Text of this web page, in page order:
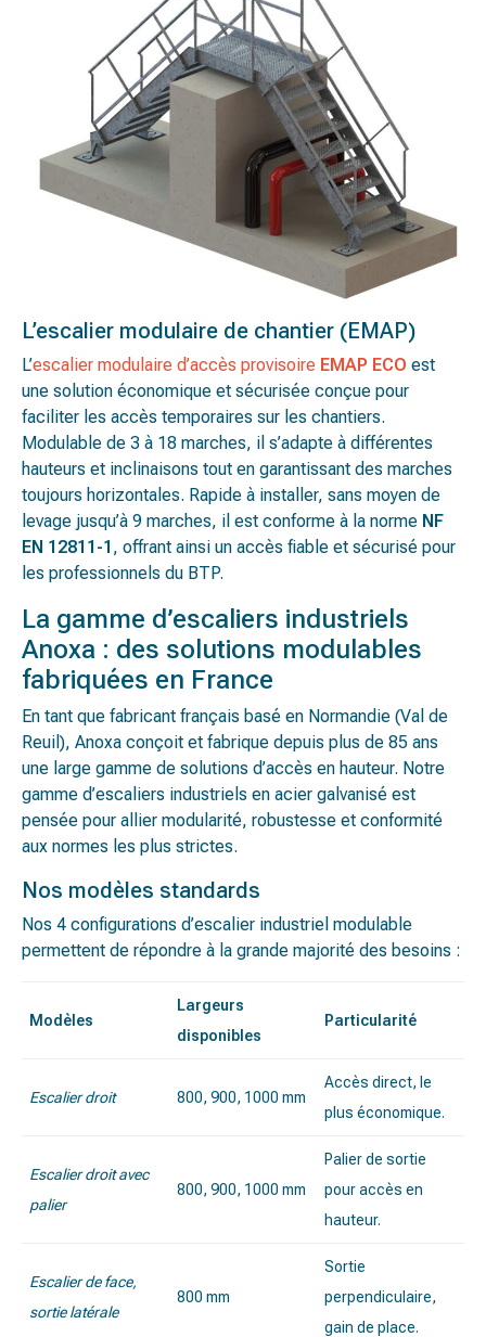
L’escalier modulaire de chantier (EMAP)
L’escalier modulaire d’accès provisoire EMAP ECO est
une solution économique et sécurisée conçue pour
faciliter les accès temporaires sur les chantiers.
Modulable de 3 à 18 marches, il s’adapte à différentes
hauteurs et inclinaisons tout en garantissant des marches
toujours horizontales. Rapide à installer, sans moyen de
levage jusqu’à 9 marches, il est conforme à la norme NF
EN 12811-1 , offrant ainsi un accès fiable et sécurisé pour
les professionnels du BTP.
La gamme d’escaliers industriels
Anoxa : des solutions modulables
fabriquées en France
En tant que fabricant français basé en Normandie (Val de
Reuil), Anoxa conçoit et fabrique depuis plus de 85 ans
une large gamme de solutions d’accès en hauteur. Notre
gamme d’escaliers industriels en acier galvanisé est
pensée pour allier modularité, robustesse et conformité
aux normes les plus strictes.
Nos modèles standards
Nos 4 configurations d’escalier industriel modulable
permettent de répondre à la grande majorité des besoins :
Modèles
Largeurs
disponibles
Particularité
Escalier droit 800, 900, 1000 mm
Accès direct, le
plus économique.
Escalier droit avec
palier
800, 900, 1000 mm
Palier de sortie
pour accès en
hauteur.
Escalier de face,
sortie latérale
800 mm
Sortie
perpendiculaire,
gain de place.